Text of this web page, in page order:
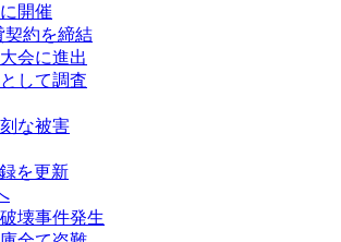
開催
契約を締結
会に進出
して調査
な被害
を更新
壊事件発生